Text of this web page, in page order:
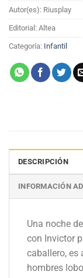
Autor(es): Riusplay
Editorial: Altea
Categoría: Infantil
DESCRIPCIÓN
INFORMACIÓN
Una noche
con Invictor
caballero, es
hombres